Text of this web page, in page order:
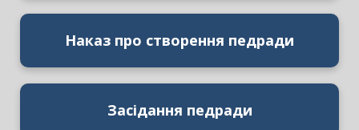
Наказ про створення педради
Засідання педради